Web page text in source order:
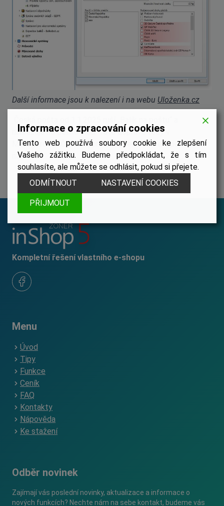
Další informace jsou k nalezení i na webu Uloženka.cz
nahrazuje ho Balíkovnou. Tuto dopravu tedy v
Managerovi můžete vypnout a přestane se v pokladně
nabízet.
Kompletní řešení vlastního e-shopu
Menu
Úvod
Tipy
Funkce
Ceník
FAQ
Kontakty
Nápověda
Ke stažení
Odběr novinek
Zajímají vás poslední novinky, aktualizace a informace o
nových funkcích? Nechte nám na sebe kontakt, budeme vás
Informace o zpracování cookies
Tento web používá soubory cookie ke zlepšení
Vašeho zážitku. Budeme předpokládat, že s tím
souhlasíte, ale můžete se odhlásit, pokud si přejete.
ODMÍTNOUT
NASTAVENÍ COOKIES
PŘIJMOUT